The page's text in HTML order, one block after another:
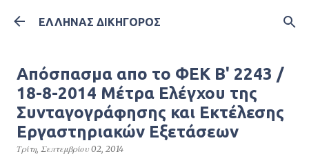
Μετάβαση στο κύριο περιεχόμενο
ΕΛΛΗΝΑΣ ΔΙΚΗΓΟΡΟΣ
Απόσπασμα απο το ΦΕΚ Β' 2243 /
18-8-2014 Μέτρα Ελέγχου της
Συνταγογράφησης και Εκτέλεσης
Εργαστηριακών Εξετάσεων
Τρίτη, Σεπτεμβρίου 02, 2014